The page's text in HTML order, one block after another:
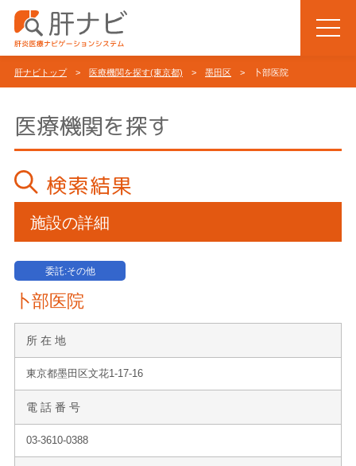
肝ナビトップ> 医療機関を探す(東京都) > 墨田区 > 卜部医院
医療機関を探す
検索結果
施設の詳細
委託:その他
卜部医院
所 在 地
東京都墨田区文花1-17-16
電 話 番 号
03-3610-0388